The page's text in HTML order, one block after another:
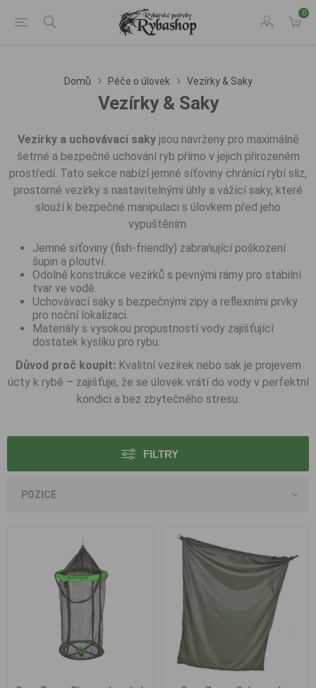
0
Domů Péče o úlovek Vezírky & Saky
Vezírky & Saky
Vezírky a uchovávací sakyjsou navrženy pro maximálně
šetrné a bezpečné uchování ryb přímo v jejich přirozeném
prostředí. Tato sekce nabízí jemné síťoviny chránící rybí sliz,
prostorné vezírky s nastavitelnými úhly a vážící saky, které
slouží k bezpečné manipulaci s úlovkem před jeho
vypuštěním.
Jemné síťoviny (fish-friendly) zabraňující poškození
šupin a ploutví.
Odolné konstrukce vezírků s pevnými rámy pro stabilní
tvar ve vodě.
Uchovávací saky s bezpečnými zipy a reflexními prvky
pro noční lokalizaci.
Materiály s vysokou propustností vody zajišťující
dostatek kyslíku pro rybu.
Důvod proč koupit: Kvalitní vezírek nebo sak je projevem
úcty k rybě – zajišťuje, že se úlovek vrátí do vody v perfektní
kondici a bez zbytečného stresu.
FILTRY